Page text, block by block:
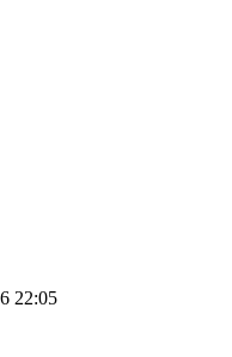
22:05